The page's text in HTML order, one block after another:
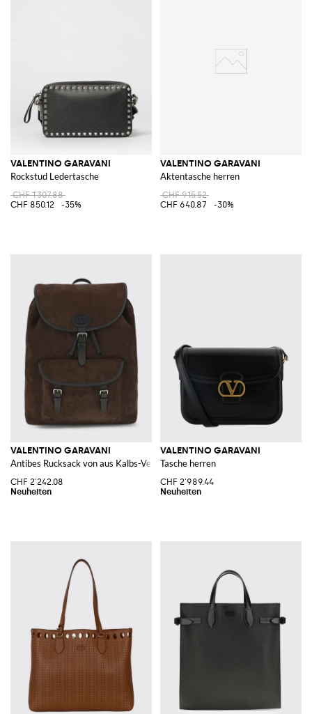
VALENTINO GARAVANI
Rockstud Ledertasche
CHF 1'307.88
CHF 850.12
-35%
VALENTINO GARAVANI
Aktentasche herren
CHF 915.52
CHF 640.87
-30%
VALENTINO GARAVANI
Antibes Rucksack von aus Kalbs-Veloursleder mit VLogo
CHF 2'242.08
VALENTINO GARAVANI
Tasche herren
CHF 2'989.44